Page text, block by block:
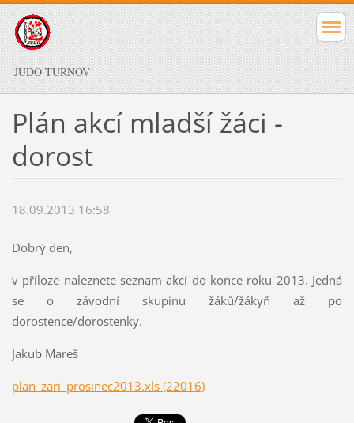
JUDO TURNOV
Plán akcí mladší žáci -
dorost
18.09.2013 16:58
Dobrý den,
v příloze naleznete seznam akcí do konce roku 2013. Jedná
se o závodní skupinu žáků/žákyň až po
dorostence/dorostenky.
Jakub Mareš
plan_zari_prosinec2013.xls (22016)